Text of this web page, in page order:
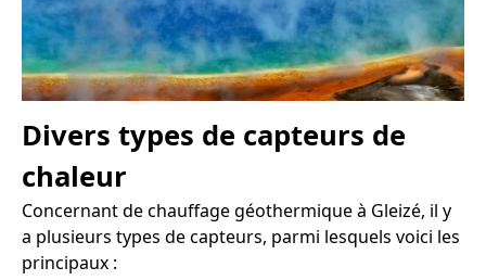
Divers types de capteurs de
chaleur
Concernant de chauffage géothermique à Gleizé, il y
a plusieurs types de capteurs, parmi lesquels voici les
principaux :